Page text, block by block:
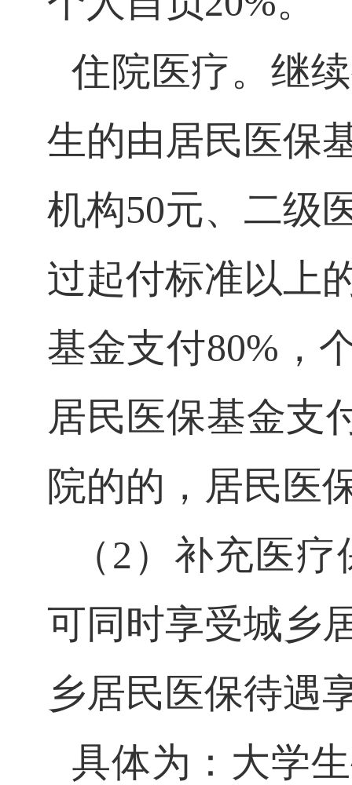
住院医疗。继
生的由居民医保
机构50元、二级
过起付标准以上
基金支付80%，
居民医保基金支
院的的，居民医
（ 2）补充医
可同时享受城乡
乡居民医保待遇
具体为：大学